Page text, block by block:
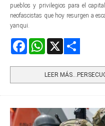
pueblos y privilegios para el
neofascistas que hoy resurgen a
yanqui.
FacebookWhatsApp
LEER